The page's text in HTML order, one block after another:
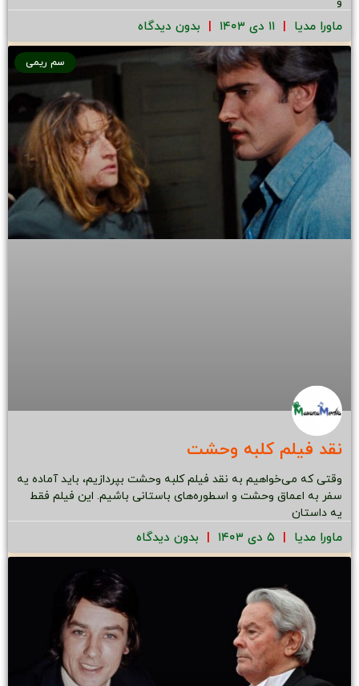
ماورا مدیا بدون دیدگاه
سم ریمی
نقد فیلم کلبه وحشت
وقتی که می‌خواهیم به نقد فیلم کلبه وحشت بپردازیم، باید آماده یه
سفر به اعماق وحشت و اسطوره‌های باستانی باشیم. این فیلم فقط
یه داستان
ماورا مدیا بدون دیدگاه